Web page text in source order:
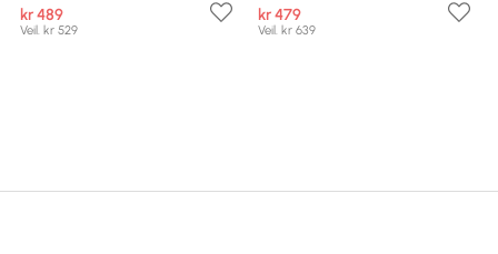
kr 489
Veil. kr 529
kr 479
Veil. kr 639